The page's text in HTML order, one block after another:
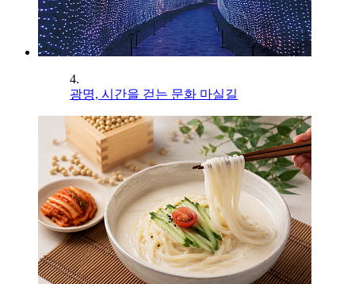
4.
광명, 시간을 걷는 문화 마실길